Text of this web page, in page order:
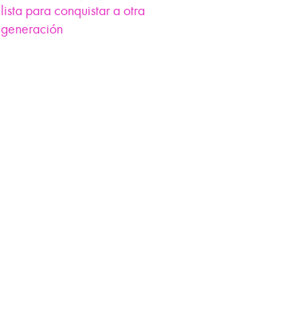
lista para conquistar a otra
generación